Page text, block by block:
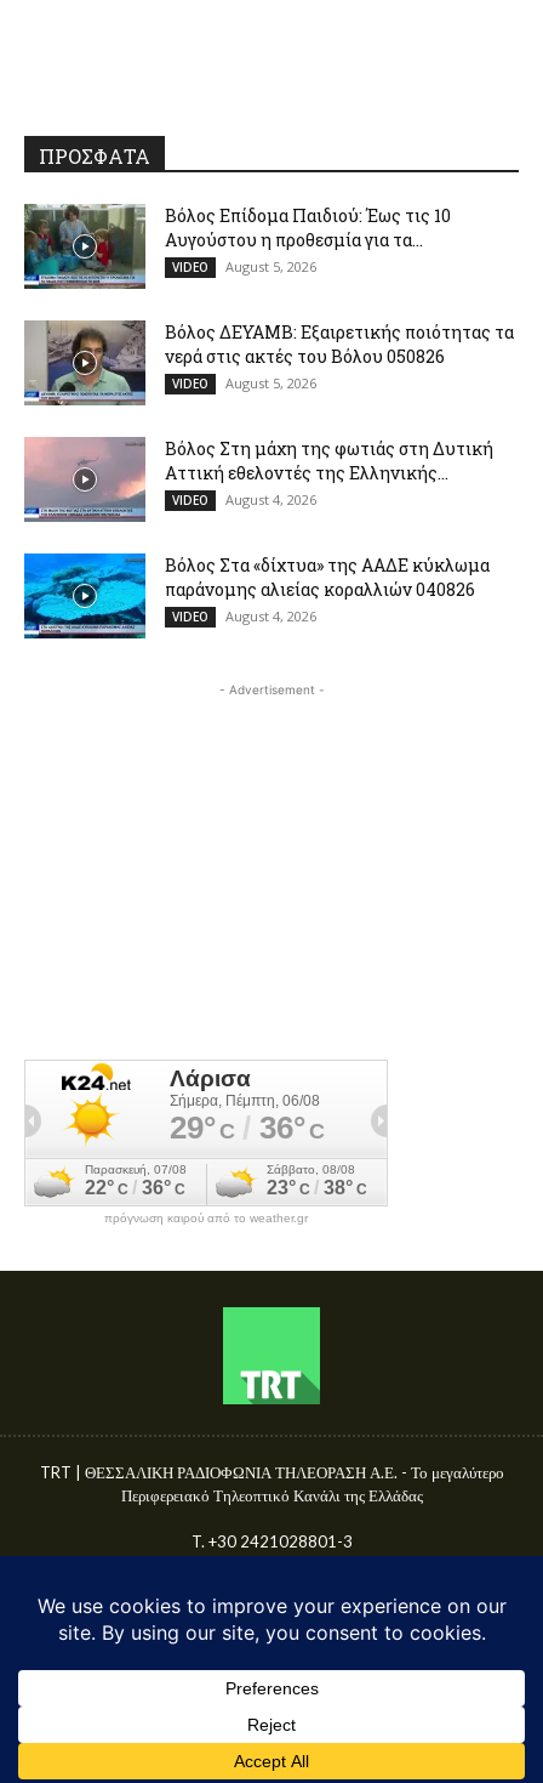
ΠΡΟΣΦΑΤΑ
Βόλος Επίδομα Παιδιού: Έως τις 10
Αυγούστου η προθεσμία για τα...
VIDEO August 5, 2026
Βόλος ΔΕΥΑΜΒ: Εξαιρετικής ποιότητας τα
νερά στις ακτές του Βόλου 050826
VIDEO August 5, 2026
Βόλος Στη μάχη της φωτιάς στη Δυτική
Αττική εθελοντές της Ελληνικής...
VIDEO August 4, 2026
Βόλος Στα «δίχτυα» της ΑΑΔΕ κύκλωμα
παράνομης αλιείας κοραλλιών 040826
VIDEO August 4, 2026
- Advertisement -
πρόγνωση καιρού από το weather.gr
TRT | ΘΕΣΣΑΛΙΚΗ ΡΑΔΙΟΦΩΝΙΑ ΤΗΛΕΟΡΑΣΗ Α.Ε. - Το μεγαλύτερο
Περιφερειακό Τηλεοπτικό Κανάλι της Ελλάδας
T. +30 2421028801-3
© TRT A.E. 2025